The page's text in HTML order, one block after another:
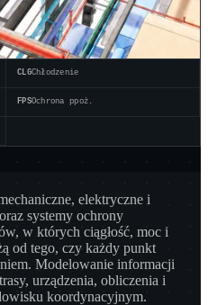
CLGChłodzenie
FPSOchrona ppoż.
elektryczne i
systemy ochrony
w których ciągłość, moc i
od tego, czy każdy punkt
Modelowanie informacji
urządzenia, obliczenia i
koordynacyjnym.